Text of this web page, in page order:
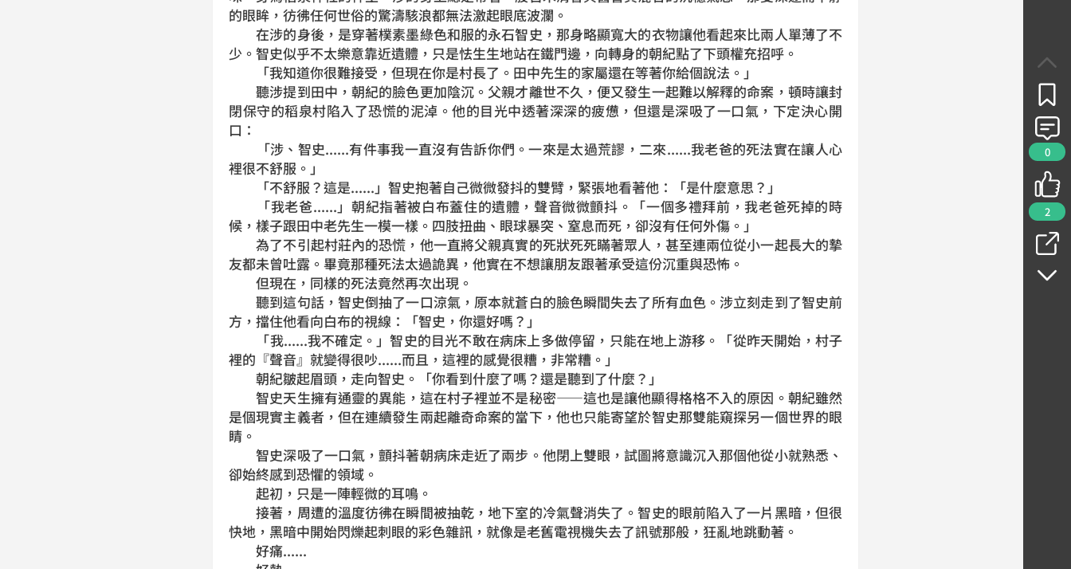
0
2
的眼眸，彷彿任何世俗的驚濤駭浪都無法激起眼底波瀾。
在涉的身後，是穿著樸素墨綠色和服的永石智史，那身略顯寬大的衣物讓他看起來比兩人單薄了不
少。智史似乎不太樂意靠近遺體，只是怯生生地站在鐵門邊，向轉身的朝紀點了下頭權充招呼。
「我知道你很難接受，但現在你是村長了。田中先生的家屬還在等著你給個說法。」
聽涉提到田中，朝紀的臉色更加陰沉。父親才離世不久，便又發生一起難以解釋的命案，頓時讓封
閉保守的稻泉村陷入了恐慌的泥淖。他的目光中透著深深的疲憊，但還是深吸了一口氣，下定決心開
口：
「涉、智史......有件事我一直沒有告訴你們。一來是太過荒謬，二來......我老爸的死法實在讓人心
裡很不舒服。」
「不舒服？這是......」智史抱著自己微微發抖的雙臂，緊張地看著他：「是什麼意思？」
「我老爸......」朝紀指著被白布蓋住的遺體，聲音微微顫抖。「一個多禮拜前，我老爸死掉的時
候，樣子跟田中老先生一模一樣。四肢扭曲、眼球暴突、窒息而死，卻沒有任何外傷。」
為了不引起村莊內的恐慌，他一直將父親真實的死狀死死瞞著眾人，甚至連兩位從小一起長大的摯
友都未曾吐露。畢竟那種死法太過詭異，他實在不想讓朋友跟著承受這份沉重與恐怖。
但現在，同樣的死法竟然再次出現。
聽到這句話，智史倒抽了一口涼氣，原本就蒼白的臉色瞬間失去了所有血色。涉立刻走到了智史前
方，擋住他看向白布的視線：「智史，你還好嗎？」
「我......我不確定。」智史的目光不敢在病床上多做停留，只能在地上游移。「從昨天開始，村子
裡的『聲音』就變得很吵......而且，這裡的感覺很糟，非常糟。」
朝紀皺起眉頭，走向智史。「你看到什麼了嗎？還是聽到了什麼？」
智史天生擁有通靈的異能，這在村子裡並不是秘密——這也是讓他顯得格格不入的原因。朝紀雖然
是個現實主義者，但在連續發生兩起離奇命案的當下，他也只能寄望於智史那雙能窺探另一個世界的眼
睛。
智史深吸了一口氣，顫抖著朝病床走近了兩步。他閉上雙眼，試圖將意識沉入那個他從小就熟悉、
卻始終感到恐懼的領域。
起初，只是一陣輕微的耳鳴。
接著，周遭的溫度彷彿在瞬間被抽乾，地下室的冷氣聲消失了。智史的眼前陷入了一片黑暗，但很
快地，黑暗中開始閃爍起刺眼的彩色雜訊，就像是老舊電視機失去了訊號那般，狂亂地跳動著。
好痛......